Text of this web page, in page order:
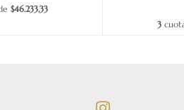
$46.233,33
3